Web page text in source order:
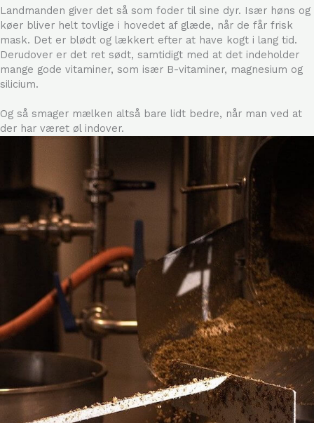
Landmanden giver det så som foder til sine dyr. Især høns og
køer bliver helt tovlige i hovedet af glæde, når de får frisk
mask. Det er blødt og lækkert efter at have kogt i lang tid.
Derudover er det ret sødt, samtidigt med at det indeholder
mange gode vitaminer, som især B-vitaminer, magnesium og
silicium.
Og så smager mælken altså bare lidt bedre, når man ved at
der har været øl indover.